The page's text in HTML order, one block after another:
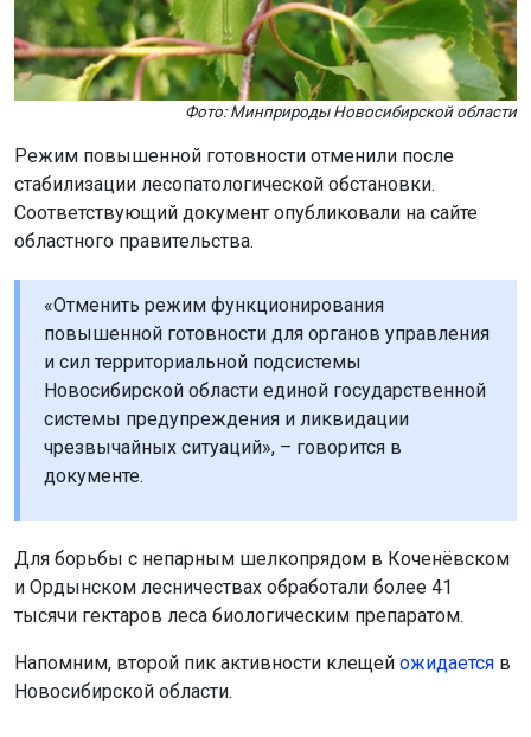
Фото: Минприроды Новосибирской области
Режим повышенной готовности отменили после
стабилизации лесопатологической обстановки.
Соответствующий документ опубликовали на сайте
областного правительства.
«Отменить режим функционирования
повышенной готовности для органов управления
и сил территориальной подсистемы
Новосибирской области единой государственной
системы предупреждения и ликвидации
чрезвычайных ситуаций», – говорится в
документе.
Для борьбы с непарным шелкопрядом в Коченёвском
и Ордынском лесничествах обработали более 41
тысячи гектаров леса биологическим препаратом.
Напомним, второй пик активности клещей ожидается в
Новосибирской области.